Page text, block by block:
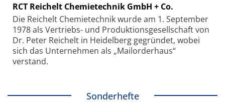
RCT Reichelt Chemietechnik GmbH + Co.
Die Reichelt Chemietechnik wurde am 1. September
1978 als Vertriebs- und Produktionsgesellschaft von
Dr. Peter Reichelt in Heidelberg gegründet, wobei
sich das Unternehmen als „Mailorderhaus“
verstand.
Sonderhefte